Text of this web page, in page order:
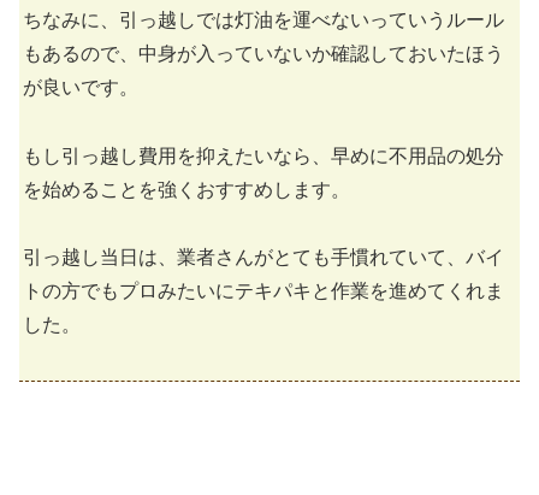
ちなみに、引っ越しでは灯油を運べないっていうルール
もあるので、中身が入っていないか確認しておいたほう
が良いです。
もし引っ越し費用を抑えたいなら、早めに不用品の処分
を始めることを強くおすすめします。
引っ越し当日は、業者さんがとても手慣れていて、バイ
トの方でもプロみたいにテキパキと作業を進めてくれま
した。